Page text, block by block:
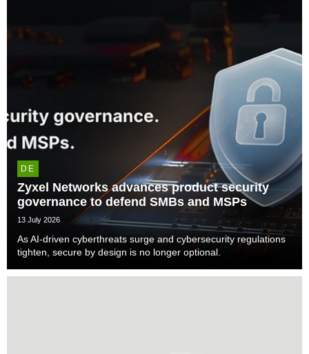
DE
Zyxel Networks advances product security
governance to defend SMBs and MSPs
13 July 2026
As AI-driven cyberthreats surge and cybersecurity regulations
tighten, secure by design is no longer optional.